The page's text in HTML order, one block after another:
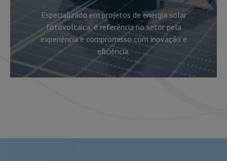
Especializado em projetos de energia solar
fotovoltaica, é referência no setor pela
experiência e compromisso com inovação e
eficiência.